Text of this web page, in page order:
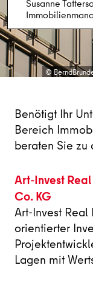
Markus
©
Susanne
©
Dr. Christina
Anja
Dirk Dittrich,
Lena Brühne,
Holger Staudt,
Benötigt Ihr
Bereich
beraten Sie zu
Art-Invest
Co. KG
Art-Invest Real
orientierter
Lagen mit